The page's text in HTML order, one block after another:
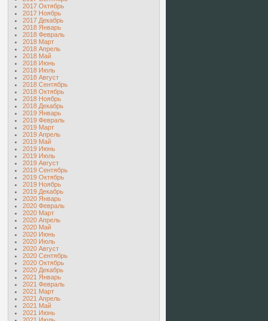
2017 Октябрь
2017 Ноябрь
2017 Декабрь
2018 Январь
2018 Февраль
2018 Март
2018 Апрель
2018 Май
2018 Июнь
2018 Июль
2018 Август
2018 Сентябрь
2018 Октябрь
2018 Ноябрь
2018 Декабрь
2019 Январь
2019 Февраль
2019 Март
2019 Апрель
2019 Май
2019 Июнь
2019 Июль
2019 Август
2019 Сентябрь
2019 Октябрь
2019 Ноябрь
2019 Декабрь
2020 Январь
2020 Февраль
2020 Март
2020 Апрель
2020 Май
2020 Июнь
2020 Июль
2020 Август
2020 Сентябрь
2020 Октябрь
2020 Декабрь
2021 Январь
2021 Февраль
2021 Март
2021 Апрель
2021 Май
2021 Июнь